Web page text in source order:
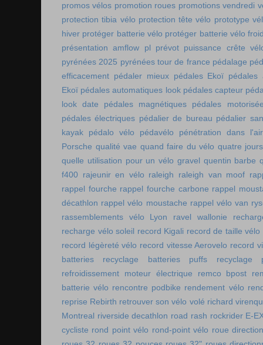
promos vélos promotion roues promotions vendredi
protection tibia vélo protection tête vélo prototype
hiver protéger batterie vélo protéger batterie vélo
présentation amflow pl
prévot puissance crête
pyrénées 2025 pyrénées tour de france pédalage
efficacement pédaler mieux pédales Ekoï pédales
Ekoï pédales automatiques look pédales capteur
look date
pédales magnétiques
pédales
pédales électriques pédalier de bureau pédalier
kayak
pédalo vélo pédavélo
pénétration dans l'air
Porsche qualité vae quand faire du vélo quatre
quelle utilisation pour un vélo gravel quentin barbe
f400 rajeunir en vélo raleigh raleigh van moof
rappel fourche rappel fourche carbone rappel
décathlon rappel vélo moustache rappel vélo van
rassemblements vélo Lyon
ravel wallonie
recharge vélo soleil record Kigali record de taille vélo
record légèreté vélo record vitesse Aerovelo record
batteries
recyclage batteries puffs
recyclage
refroidissement moteur électrique
remco bpost
batterie vélo rencontre podbike rendement vélo
reprise Rebirth retrouver son vélo volé richard
Montreal riverside decathlon road rash rockrider E-
cycliste rond point vélo rond-point vélo roue